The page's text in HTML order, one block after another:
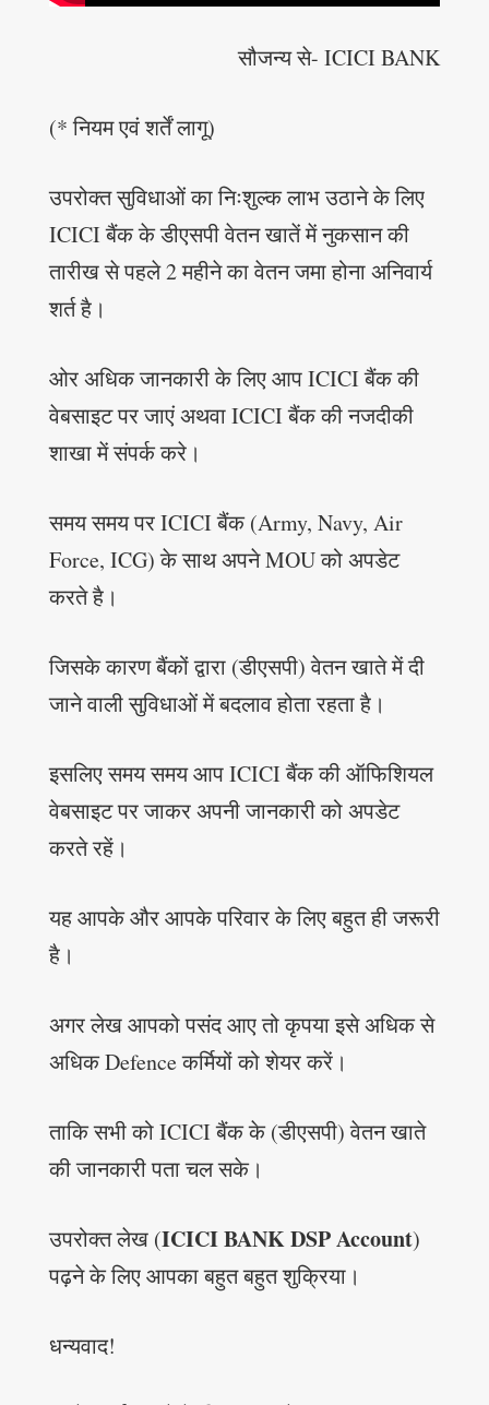
सौजन्य से- ICICI BANK
(* नियम एवं शर्तें लागू)
उपरोक्त सुविधाओं का निःशुल्क लाभ उठाने के लिए
ICICI बैंक के डीएसपी वेतन खातें में नुकसान की
तारीख से पहले 2 महीने का वेतन जमा होना अनिवार्य
शर्त है।
ओर अधिक जानकारी के लिए आप ICICI बैंक की
वेबसाइट पर जाएं अथवा ICICI बैंक की नजदीकी
शाखा में संपर्क करे।
समय समय पर ICICI बैंक (Army, Navy, Air
Force, ICG) के साथ अपने MOU को अपडेट
करते है।
जिसके कारण बैंकों द्वारा (डीएसपी) वेतन खाते में दी
जाने वाली सुविधाओं में बदलाव होता रहता है।
इसलिए समय समय आप ICICI बैंक की ऑफिशियल
वेबसाइट पर जाकर अपनी जानकारी को अपडेट
करते रहें।
यह आपके और आपके परिवार के लिए बहुत ही जरूरी
है।
अगर लेख आपको पसंद आए तो कृपया इसे अधिक से
अधिक Defence कर्मियों को शेयर करें।
ताकि सभी को ICICI बैंक के (डीएसपी) वेतन खाते
की जानकारी पता चल सके।
उपरोक्त लेख (ICICI BANK DSP Account)
पढ़ने के लिए आपका बहुत बहुत शुक्रिया।
धन्यवाद!